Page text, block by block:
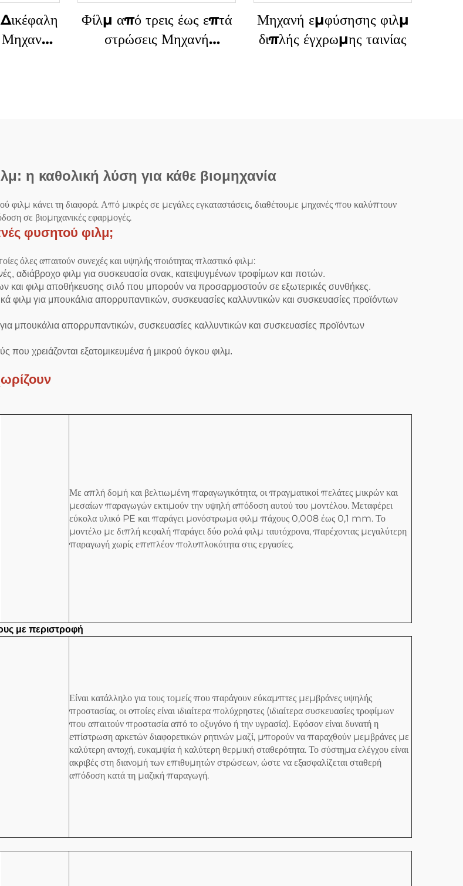
Φίλμ από τρεις έως επτά
στρώσεις Μηχανή
Μηχανή εμφύσησης φιλμ
διπλής έγχρωμης ταινίας
η καθολική λύση για κάθε βιομηχανία
κάνει τη διαφορά. Από μικρές σε μεγάλες εγκαταστάσεις, διαθέτουμε μηχανές που καλύπτουν
σε βιομηχανικές εφαρμογές.
φυσητού φιλμ;
όλες απαιτούν συνεχές και υψηλής ποιότητας πλαστικό φιλμ:
αδιάβροχο φιλμ για συσκευασία σνακ, κατεψυγμένων τροφίμων και ποτών.
και φιλμ αποθήκευσης σιλό που μπορούν να προσαρμοστούν σε εξωτερικές συνθήκες.
φιλμ για μπουκάλια απορρυπαντικών, συσκευασίες καλλυντικών και συσκευασίες προϊόντων
μπουκάλια απορρυπαντικών, συσκευασίες καλλυντικών και συσκευασίες προϊόντων
που χρειάζονται εξατομικευμένα ή μικρού όγκου φιλμ.
Με απλή δομή και βελτιωμένη παραγωγικότητα, οι πραγματικοί πελάτες μικρών και
μεσαίων παραγωγών εκτιμούν την υψηλή απόδοση αυτού του μοντέλου. Μεταφέρει
εύκολα υλικό PE και παράγει μονόστρωμα φιλμ πάχους 0,008 έως 0,1 mm. Το
μοντέλο με διπλή κεφαλή παράγει δύο ρολά φιλμ ταυτόχρονα, παρέχοντας μεγαλύτερη
παραγωγή χωρίς επιπλέον πολυπλοκότητα στις εργασίες.
με περιστροφή
Είναι κατάλληλο για τους τομείς που παράγουν εύκαμπτες μεμβράνες υψηλής
προστασίας, οι οποίες είναι ιδιαίτερα πολύχρηστες (ιδιαίτερα συσκευασίες τροφίμων
που απαιτούν προστασία από το οξυγόνο ή την υγρασία). Εφόσον είναι δυνατή η
επίστρωση αρκετών διαφορετικών ρητινών μαζί, μπορούν να παραχθούν μεμβράνες με
καλύτερη αντοχή, ευκαμψία ή καλύτερη θερμική σταθερότητα. Το σύστημα ελέγχου είναι
ακριβές στη διανομή των επιθυμητών στρώσεων, ώστε να εξασφαλίζεται σταθερή
απόδοση κατά τη μαζική παραγωγή.